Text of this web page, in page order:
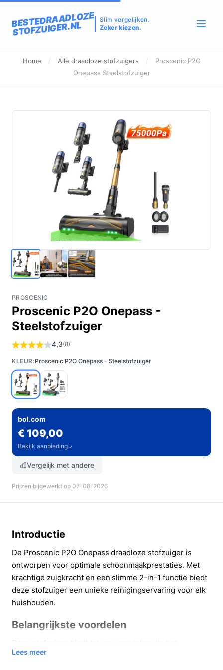
BESTEDRAADLOZE
STOFZUIGER.NL
Slim vergelijken.
Zeker kiezen.
Home / Alle draadloze stofzuigers /
Proscenic P2O
Onepass Steelstofzuiger
PROSCENIC
Proscenic P2O Onepass -
Steelstofzuiger
4,3(8)
KLEUR:Proscenic P2O Onepass - Steelstofzuiger
bol.com
€ 109,00
Bekijk aanbieding
Vergelijk met andere
Prijzen bijgewerkt op 07-08-2026
Introductie
De Proscenic P2O Onepass draadloze stofzuiger is
ontworpen voor optimale schoonmaakprestaties. Met
krachtige zuigkracht en een slimme 2-in-1 functie biedt
deze stofzuiger een unieke reinigingservaring voor elk
huishouden.
Belangrijkste voordelen
schoonmaken een stuk eenvoudiger maken:
Lees meer